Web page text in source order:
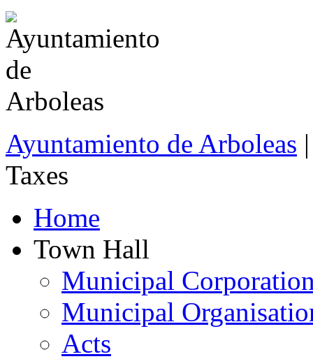
Ayuntamiento de Arboleas
Taxes
Home
Town Hall
Municipal
Municipal
Acts